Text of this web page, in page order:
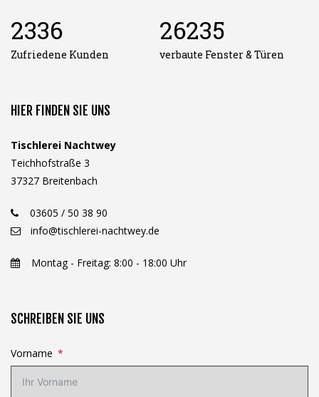
2336
Zufriedene Kunden
26235
verbaute Fenster & Türen
HIER FINDEN SIE UNS
Tischlerei Nachtwey
Teichhofstraße 3
37327 Breitenbach
03605 / 50 38 90
info@tischlerei-nachtwey.de
Montag - Freitag: 8:00 - 18:00 Uhr
SCHREIBEN SIE UNS
Vorname